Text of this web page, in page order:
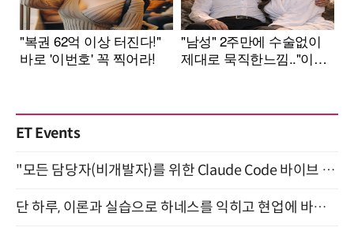
ET Events
"모든 담당자(비개발자)를 위한 Claude Code 바이브 코딩 2-day 부트캠프" 9월 16~17일 개최
단 하루, 이론과 실습으로 하네스를 익히고 현업에 바로 쓰는 핸즈온 워크숍 (8/20)